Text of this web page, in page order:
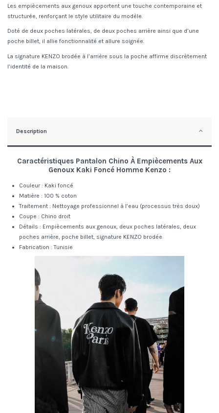
Les empiècements aux genoux apportent une touche contemporaine et
structurée, renforçant le style utilitaire du modèle.
Doté de deux poches latérales, de deux poches arrière ainsi que d’une
poche billet, il allie fonctionnalité et allure soignée.
La signature KENZO brodée à l’arrière sous la poche affirme discrètement
l’identité de la maison.
Description
Caractéristiques Pantalon Chino À Empiècements Aux
Genoux Kaki Foncé Homme Kenzo :
Couleur : Kaki foncé
Matière : 100 % coton
Traitement : Nettoyage professionnel à l’eau (processus très doux)
Coupe : Chino droit
Détails : Empiècements aux genoux, deux poches latérales, deux
poches arrière, poche billet, signature KENZO brodée
Fabrication : Tunisie